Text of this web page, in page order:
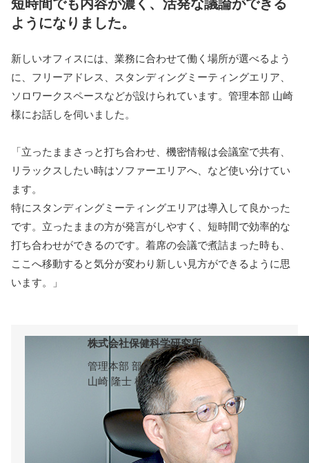
短時間でも内容が濃く、活発な議論ができる
ようになりました。
新しいオフィスには、業務に合わせて働く場所が選べるよう
に、フリーアドレス、スタンディングミーティングエリア、
ソロワークスペースなどが設けられています。管理本部 山崎
様にお話しを伺いました。
「立ったままさっと打ち合わせ、機密情報は会議室で共有、
リラックスしたい時はソファーエリアへ、など使い分けてい
ます。
特にスタンディングミーティングエリアは導入して良かった
です。立ったままの方が発言がしやすく、短時間で効率的な
打ち合わせができるのです。着席の会議で煮詰まった時も、
ここへ移動すると気分が変わり新しい見方ができるように思
います。」
株式会社保健科学研究所
管理本部 部長
山崎 隆士 様